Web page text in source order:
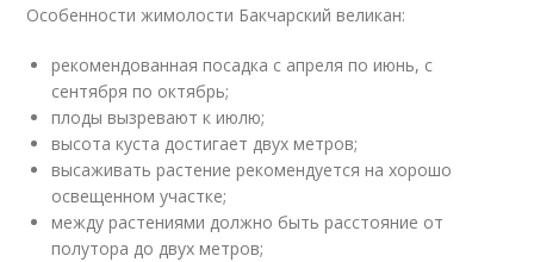
Особенности жимолости Бакчарский великан:
рекомендованная посадка с апреля по июнь, с
сентября по октябрь;
плоды вызревают к июлю;
высота куста достигает двух метров;
высаживать растение рекомендуется на хорошо
освещенном участке;
между растениями должно быть расстояние от
полутора до двух метров;